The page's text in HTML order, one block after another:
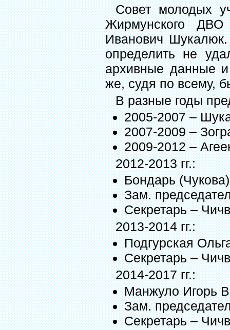
Совет молодых
Жирмунского
Иванович Шукалюк.
определить не
архивные данные и
же, судя по всему,
В разные годы
2005-2007 –
2007-2009 –
2009-2012 –
2012-2013 гг.:
Бондарь
Зам.
Секретарь –
2013-2014 гг.:
Подгурская
Секретарь –
2014-2017 гг.:
Манжуло Игорь
Зам.
Секретарь –